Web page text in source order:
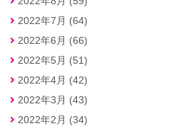
2022年7月 (64)
2022年6月 (66)
2022年5月 (51)
2022年4月 (42)
2022年3月 (43)
2022年2月 (34)